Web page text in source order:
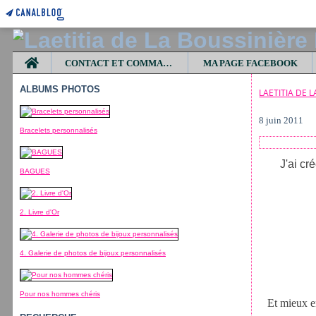
Home
CONTACT ET COMMANDES MA PAGE FACEBOOK
ALBUMS PHOTOS
Bracelets personnalisés
BAGUES
2. Livre d'Or
4. Galerie de photos de bijoux personnalisés
Pour nos hommes chéris
LAETITIA DE
8 juin 2011
J'ai
Et mieux